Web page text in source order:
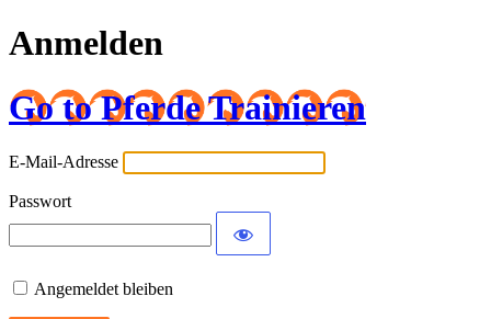
Anmelden
Go to Pferde Trainieren
E-Mail-Adresse
Passwort
Angemeldet bleiben